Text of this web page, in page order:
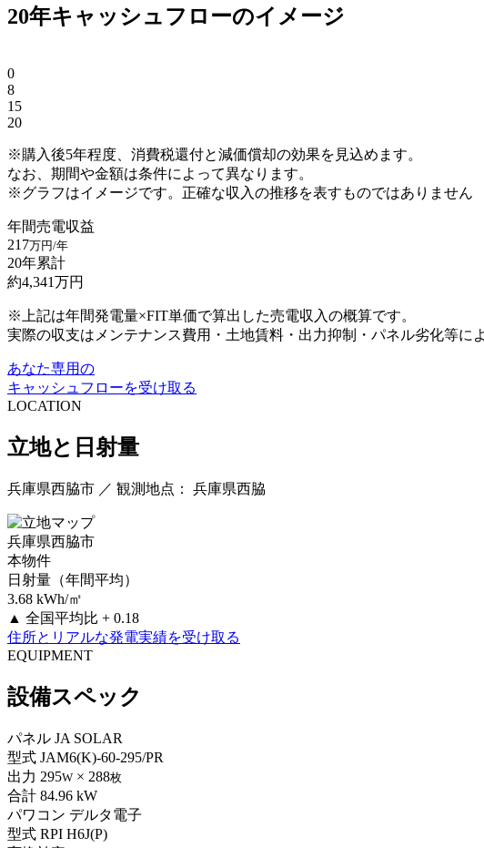
20年キャッシュフローのイメージ
0
8
15
20
※購入後5年程度、消費税還付と減価償却の効果を見込めます。
なお、期間や金額は条件によって異なります。
※グラフはイメージです。正確な収入の推移を表すものではありません
年間売電収益
217万円/年
20年累計
約4,341万円
※上記は年間発電量×FIT単価で算出した売電収入の概算です。
実際の収支はメンテナンス費用・土地賃料・出力抑制・パネル劣化等に
あなた専用の
キャッシュフローを受け取る
LOCATION
立地と日射量
兵庫県西脇市 ／ 観測地点： 兵庫県西脇
兵庫県西脇市
本物件
日射量（年間平均）
3.68 kWh/㎡
▲ 全国平均比 + 0.18
住所とリアルな発電実績を受け取る
EQUIPMENT
設備スペック
パネル JA SOLAR
型式 JAM6(K)-60-295/PR
出力 295W × 288枚
合計 84.96 kW
パワコン デルタ電子
型式 RPI H6J(P)